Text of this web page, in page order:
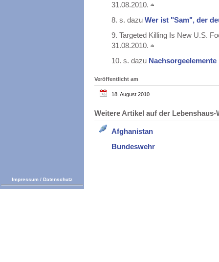
31.08.2010.
8. s. dazu Wer ist "Sam", der
9. Targeted Killing Is New U.S.
31.08.2010.
10. s. dazu Nachsorgeelemente
Veröffentlicht am
18. August 2010
Weitere Artikel auf der
Afghanistan
Bundeswehr
Impressum / Datenschutz